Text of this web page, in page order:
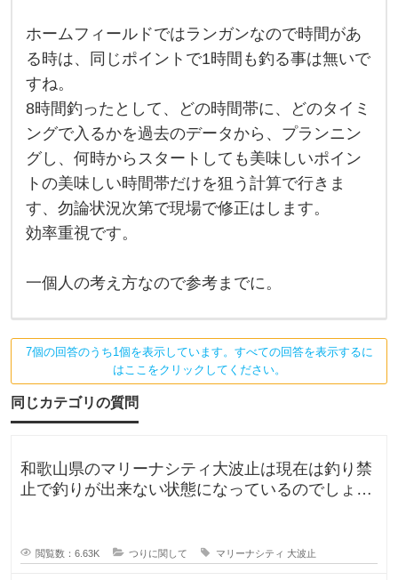
向
き
ま
時
な
ら
、
潮
な
ど
気
に
せ
ず
と
も
良
い
場
あ
た
、
海
も
口
ホームフィールドではランガンなので時間があ
る時は、同じポイントで1時間も釣る事は無いで
すね。
8時間釣ったとして、どの時間帯に、どのタイミ
ングで入るかを過去のデータから、プランニン
グし、何時からスタートしても美味しいポイン
トの美味しい時間帯だけを狙う計算で行きま
す、勿論状況次第で現場で修正はします。
効率重視です。
一個人の考え方なので参考までに。
7個の回答のうち1個を表示しています。すべての回答を表示するに
はここをクリックしてください。
同じカテゴリの質問
和歌山県のマリーナシティ大波止は現在は釣り禁
止で釣りが出来ない状態になっているのでしょう
閲覧数：6.63K つりに関して マリーナシティ 大波止